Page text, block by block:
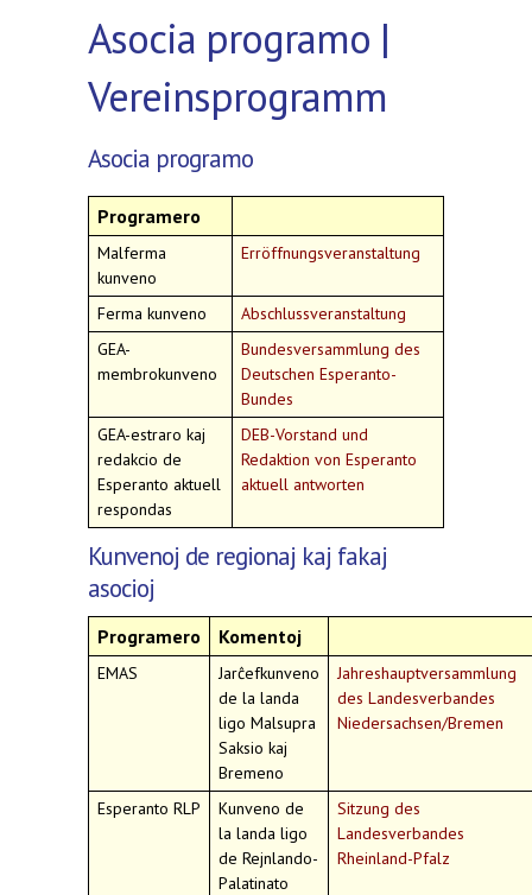
Asocia programo |
Vereinsprogramm
Asocia programo
Programero
Malferma
kunveno
Erröffnungsveranstaltung
Ferma kunveno
Abschlussveranstaltung
GEA-
membrokunveno
Bundesversammlung des
Deutschen Esperanto-
Bundes
GEA-estraro kaj
redakcio de
Esperanto aktuell
respondas
DEB-Vorstand und
Redaktion von Esperanto
aktuell antworten
Kunvenoj de regionaj kaj fakaj
asocioj
Programero Komentoj
EMAS
Jarĉefkunveno
de la landa
ligo Malsupra
Saksio kaj
Bremeno
Jahreshauptversammlung
des Landesverbandes
Niedersachsen/Bremen
Esperanto RLP
Kunveno de
la landa ligo
de Rejnlando-
Palatinato
Sitzung des
Landesverbandes
Rheinland-Pfalz